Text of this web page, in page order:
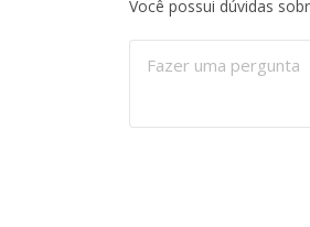
Você possui dúvidas